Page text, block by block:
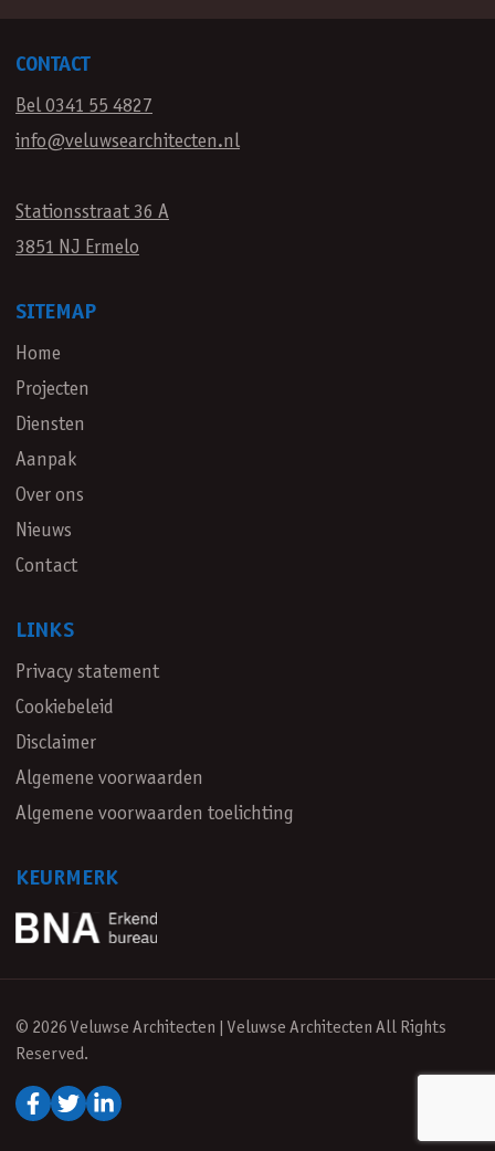
CONTACT
Bel 0341 55 4827
info@veluwsearchitecten.nl
Stationsstraat 36 A
3851 NJ Ermelo
SITEMAP
Home
Projecten
Diensten
Aanpak
Over ons
Nieuws
Contact
LINKS
Privacy statement
Cookiebeleid
Disclaimer
Algemene voorwaarden
Algemene voorwaarden toelichting
KEURMERK
© 2026 Veluwse Architecten | Veluwse Architecten All Rights
Reserved.
Volg ons op Facebook
Volg ons op Twitter
Volg on op LinkedIn